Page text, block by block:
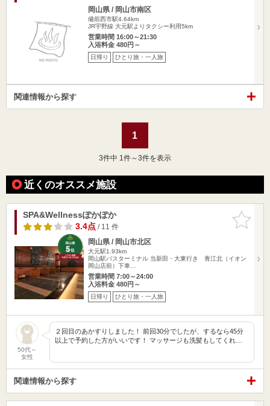
岡山県 / 岡山市南区
備前西市駅4.64km
JR宇野線 大元駅よりタクシー利用5km
営業時間 16:00～21:30
入浴料金 480円～
日帰り ひとり旅・一人旅
関連情報から探す
1
3件中 1件～3件を表示
近くのオススメ施設
お気に入
りに追加
SPA&Wellnessぽかぽか
3.4点/ 11 件
岡山県 / 岡山市北区
大元駅1.93km
岡山駅バスターミナル 当新田・大東行き 青江北（イオン
岡山店前）下車…
営業時間 7:00～24:00
入浴料金 480円～
日帰り ひとり旅・一人旅
50代～
女性
２回目のあかすりしました！ 前回30分でしたが、するなら45分
以上で予約した方がいいです！ マッサージも洗髪もしてくれ…
関連情報から探す